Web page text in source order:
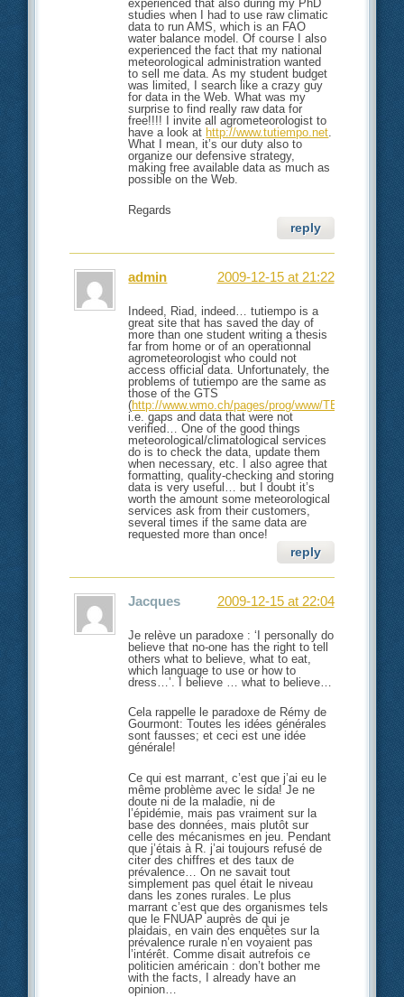
experienced that also during my PhD
studies when I had to use raw climatic
data to run AMS, which is an FAO
water balance model. Of course I also
experienced the fact that my national
meteorological administration wanted
to sell me data. As my student budget
was limited, I search like a crazy guy
for data in the Web. What was my
surprise to find really raw data for
free!!!! I invite all agrometeorologist to
have a look at http://www.tutiempo.net.
What I mean, it’s our duty also to
organize our defensive strategy,
making free available data as much as
possible on the Web.
Regards
reply
admin 2009-12-15 at 21:22
Indeed, Riad, indeed… tutiempo is a
great site that has saved the day of
more than one student writing a thesis
far from home or of an operationnal
agrometeorologist who could not
access official data. Unfortunately, the
problems of tutiempo are the same as
those of the GTS
(http://www.wmo.ch/pages/prog/www/TEM/GTS/
i.e. gaps and data that were not
verified… One of the good things
meteorological/climatological services
do is to check the data, update them
when necessary, etc. I also agree that
formatting, quality-checking and storing
data is very useful… but I doubt it’s
worth the amount some meteorological
services ask from their customers,
several times if the same data are
requested more than once!
reply
Jacques 2009-12-15 at 22:04
Je relève un paradoxe : ‘I personally do
believe that no-one has the right to tell
others what to believe, what to eat,
which language to use or how to
dress…’. I believe … what to believe…
Cela rappelle le paradoxe de Rémy de
Gourmont: Toutes les idées générales
sont fausses; et ceci est une idée
générale!
Ce qui est marrant, c’est que j’ai eu le
même problème avec le sida! Je ne
doute ni de la maladie, ni de
l’épidémie, mais pas vraiment sur la
base des données, mais plutôt sur
celle des mécanismes en jeu. Pendant
que j’étais à R. j’ai toujours refusé de
citer des chiffres et des taux de
prévalence… On ne savait tout
simplement pas quel était le niveau
dans les zones rurales. Le plus
marrant c’est que des organismes tels
que le FNUAP auprès de qui je
plaidais, en vain des enquêtes sur la
prévalence rurale n’en voyaient pas
l’intérêt. Comme disait autrefois ce
politicien américain : don’t bother me
with the facts, I already have an
opinion…